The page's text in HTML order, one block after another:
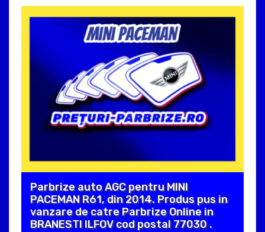
Parbrize auto AGC pentru MINI
PACEMAN R61, din 2014. Produs pus in
vanzare de catre Parbrize Online in
BRANESTI ILFOV cod postal 77030 .